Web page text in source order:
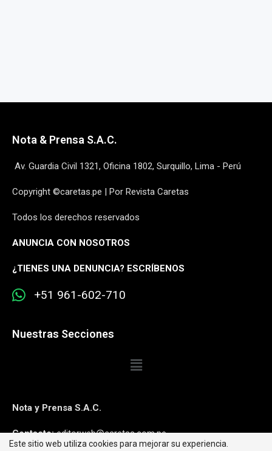
Nota & Prensa S.A.C.
Av. Guardia Civil 1321, Oficina 1802, Surquillo, Lima - Perú
Copyright ©caretas.pe | Por Revista Caretas
Todos los derechos reservados
ANUNCIA CON NOSOTROS
¿TIENES UNA DENUNCIA? ESCRÍBENOS
+51 961-602-710
Nuestras Secciones
Nota y Prensa S.A.C.
Contacto:editorweb@caretas.com.pe
Este sitio web utiliza cookies para mejorar su experiencia.